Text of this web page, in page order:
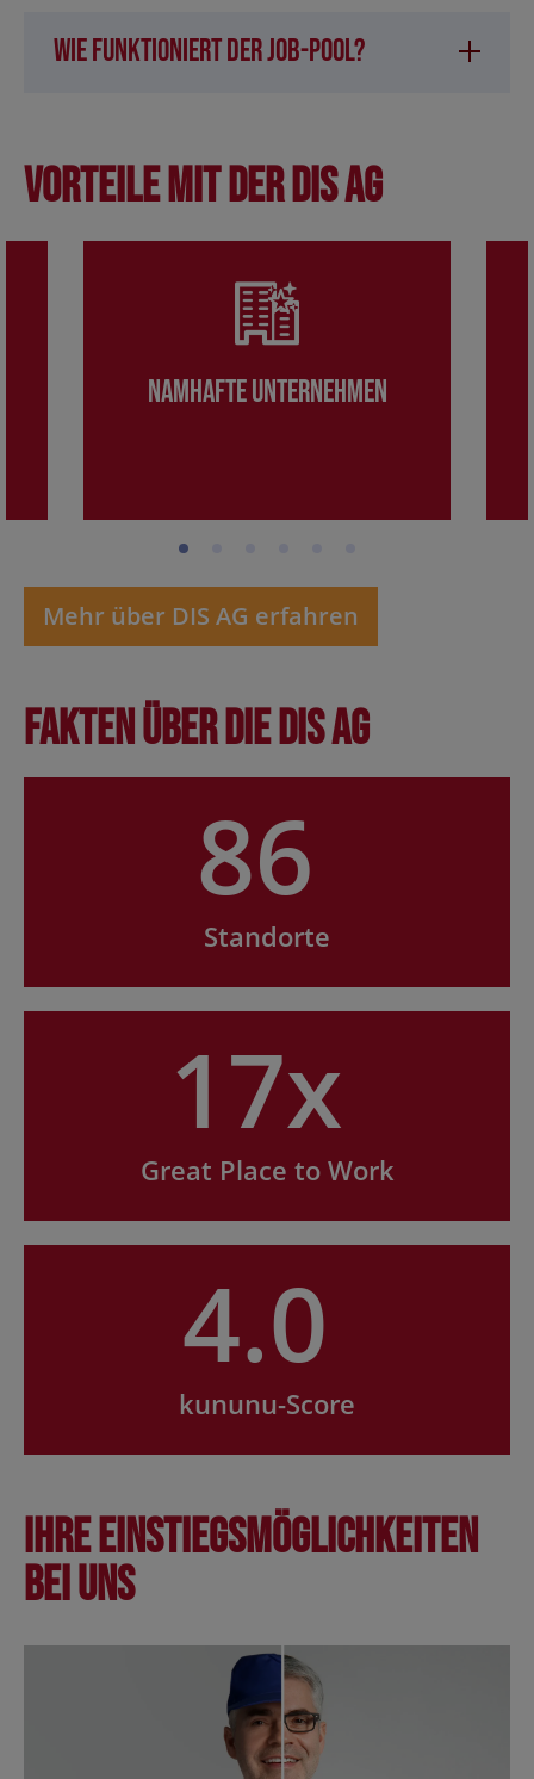
Wie funktioniert der Job-Pool?
Vorteile mit der DIS AG
Namhafte Unternehmen
Mehr über DIS AG erfahren
Fakten über die DIS AG
86
Standorte
17x
Great Place to Work
4.0
kununu-Score
Ihre Einstiegsmöglichkeiten
bei uns